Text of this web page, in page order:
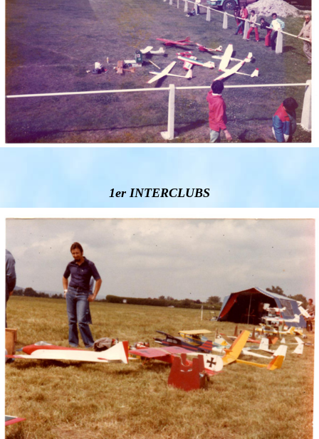
1er INTERCLUBS